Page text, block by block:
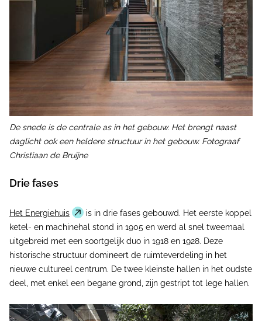
De snede is de centrale as in het gebouw. Het brengt naast
daglicht ook een heldere structuur in het gebouw. Fotograaf
Christiaan de Bruijne
Drie fases
Het Energiehuis
is in drie fases gebouwd. Het eerste koppel
ketel- en machinehal stond in 1905 en werd al snel tweemaal
uitgebreid met een soortgelijk duo in 1918 en 1928. Deze
historische structuur domineert de ruimteverdeling in het
nieuwe cultureel centrum. De twee kleinste hallen in het oudste
deel, met enkel een begane grond, zijn gestript tot lege hallen.